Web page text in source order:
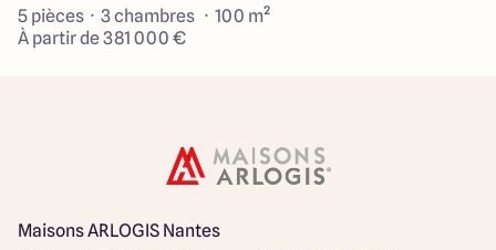
5 pièces · 3 chambres · 100 m²
À partir de 381 000 €
Maisons ARLOGIS Nantes